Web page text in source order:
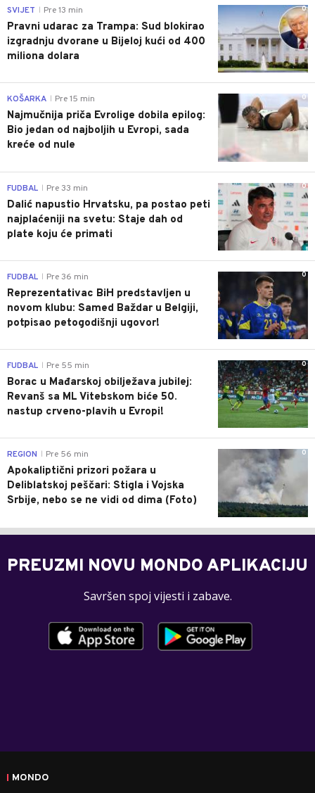
0
SVIJET Pre 13 min
Pravni udarac za Trampa: Sud blokirao
izgradnju dvorane u Bijeloj kući od 400
miliona dolara
0
KOŠARKA Pre 15 min
Najmučnija priča Evrolige dobila epilog:
Bio jedan od najboljih u Evropi, sada
kreće od nule
0
FUDBAL Pre 33 min
Dalić napustio Hrvatsku, pa postao peti
najplaćeniji na svetu: Staje dah od
plate koju će primati
0
FUDBAL Pre 36 min
Reprezentativac BiH predstavljen u
novom klubu: Samed Baždar u Belgiji,
potpisao petogodišnji ugovor!
0
FUDBAL Pre 55 min
Borac u Mađarskoj obilježava jubilej:
Revanš sa ML Vitebskom biće 50.
nastup crveno-plavih u Evropi!
0
REGION Pre 56 min
Apokaliptični prizori požara u
Deliblatskoj peščari: Stigla i Vojska
Srbije, nebo se ne vidi od dima (Foto)
PREUZMI NOVU MONDO APLIKACIJU
Savršen spoj vijesti i zabave.
MONDO